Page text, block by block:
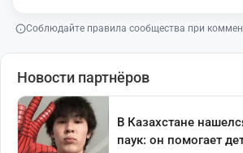
Соблюдайте правила сообщества при